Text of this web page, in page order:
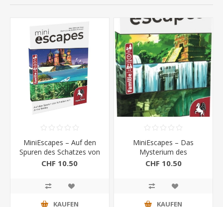
MiniEscapes – Auf den
Spuren des Schatzes von
Anne Bonny
CHF 10.50
KAUFEN
MiniEscapes – Das
Mysterium des
Verlorenen Kultes
CHF 10.50
KAUFEN